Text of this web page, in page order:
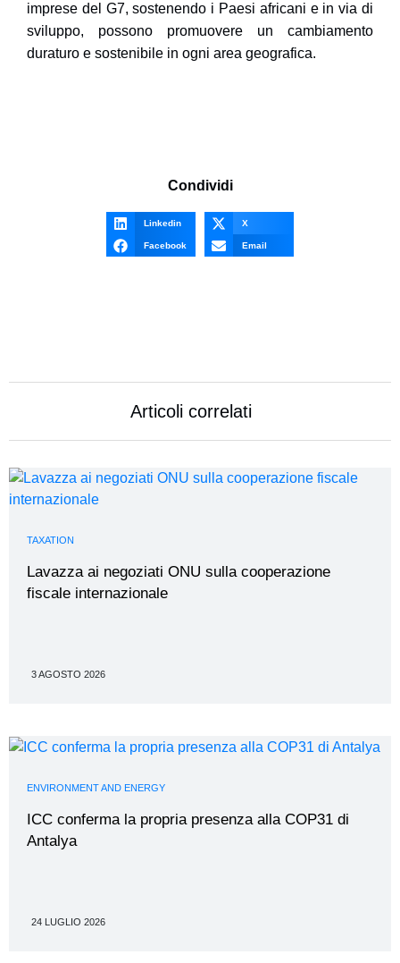
imprese del G7, sostenendo i Paesi africani e in via di
sviluppo, possono promuovere un cambiamento
duraturo e sostenibile in ogni area geografica.
Condividi
Linkedin X
Facebook Email
Articoli correlati
TAXATION
Lavazza ai negoziati ONU sulla cooperazione
fiscale internazionale
3 AGOSTO 2026
ENVIRONMENT AND ENERGY
ICC conferma la propria presenza alla COP31 di
Antalya
24 LUGLIO 2026